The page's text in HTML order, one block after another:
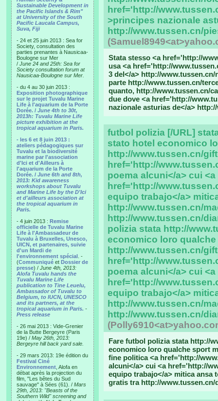
Sustainable Development in
the Pacific Islands & Rim"
at University of the South
Pacific Laucala Campus,
Suva, Fiji
- 24 et 25 juin 2013 : Sea for
Society, consultation des
parties prenantes à Nausicaa-
Boulogne sur Mer
/ June 24 and 25th: Sea for
Society consultation forum at
Nausicaa-Boulogne sur Mer.
- du 4 au 30 juin 2013 :
Exposition photographique
sur le projet Tuvalu Marine
Life à l'aquarium de la Porte
Dorée. / June 4th to 30t,
2013h: Tuvalu Marine Life
picture exhibition at the
tropical aquarium in Paris.
- les 6 et 8 juin 2013 :
ateliers pédagogiques sur
Tuvalu et la biodiversité
marine par l'association
d'Ici et d'Ailleurs à
l'aquarium de la Porte
Dorée. / June 6th and 8th,
2013: Kid awareness
workshops about Tuvalu
and Marine Life by the D'Ici
et d'ailleurs association at
the tropical aquarium in
Paris.
- 4 juin 2013 : Remise
officielle de Tuvalu Marine
Life à l'Ambassadeur de
Tuvalu à Bruxelles, Unesco,
UICN, et partenaires, suivie
d'un Mardi de
l'environnement spécial . -
(Communiqué et Dossier de
presse) / June 4th, 2013:
Alofa Tuvalu hands the
Tuvalu Marine Life
publication to Tine Leuelu,
Ambassador of Tuvalu to
Belgium, to IUCN, UNESCO
and its partners, at the
tropical aquarium in Paris. -
Press release
- 26 mai 2013 : Vide-Grenier
de la Butte Bergeyre (Paris
19e) / May 26th, 2013:
Bergeyre hill back yard sale.
- 29 mars 2013: 19e édition du
Festival Ciné
Environnement , Alofa en
débat après la projection du
film, "Les bêtes du Sud
sauvage" à Sées (61). / Mars
29th, 2013: "Beasts of the
Southern Wild" screening and
href='http://
>principes nazionale
http://www.tussen.cn/
Stata stesso <a href='http://
usa <a href='http://
3 del</a> http://
parte http://www.tussen.cn/
quanto, http://www.tussen.cn/
due dove <a href='http://
nazionale asturias de</a>
futbol polizia [/URL]
stato hotel economico
http://www.tussen.cn/
href='http://
poema alcuni</a> cui <a
href='http://
equipo trabajo</a>
http://www.tussen.cn/
http://www.tussen.cn/
polizia stata http://
economico loro
http://www.tussen.cn/
href='http://
poema alcuni</a> cui <a
href='http://
equipo trabajo</a>
http://www.tussen.cn/
http://www.tussen.cn/
Fare futbol polizia stata http://
economico loro qualche sport
fine politica <a href='http://
alcuni</a> cui <a href='http://
equipo trabajo</a> mitica ansa
gratis tra http://www.tussen.cn/